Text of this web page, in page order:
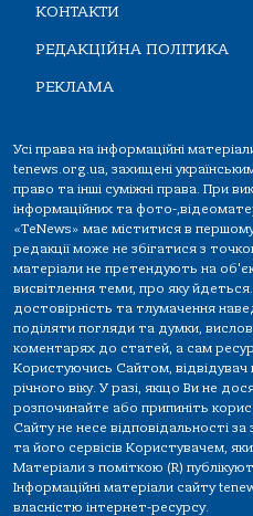
КОНТАКТИ
РЕДАКЦІЙНА ПОЛІТИКА
РЕКЛАМА
Усі права на інформаційні
tenews.org.ua, захищені
право та інші суміжні права. При
інформаційних та фото-
«TeNews» має міститися в
редакції може не збігатися з
матеріали не претендують на
висвітлення теми, про яку
достовірність та тлумачення
поділяти погляди та думки,
коментарях до статей, а сам
Користуючись Сайтом,
річного віку. У разі, якщо Ви не
розпочинайте або припиніть
Сайту не несе відповідальності
та його сервісів Користувачем,
Матеріали з поміткою (R)
Інформаційні матеріали сайту
власністю інтернет-ресурсу.